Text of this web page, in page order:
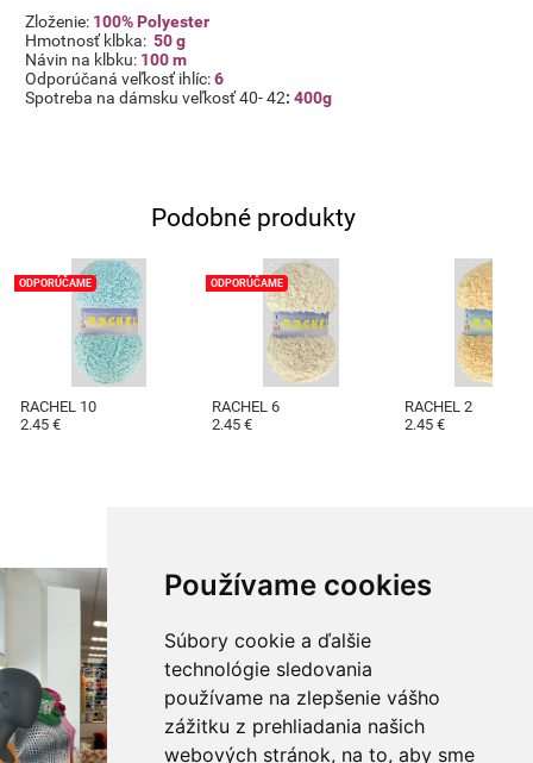
Používame cookies
Súbory cookie a ďalšie
technológie sledovania
používame na zlepšenie vášho
zážitku z prehliadania našich
webových stránok, na to, aby sme
Zloženie: 100% Polyester
Hmotnosť klbka: 50 g
Návin na klbku: 100 m
Odporúčaná veľkosť ihlíc:6
Spotreba na dámsku veľkosť40- 42:400g
Podobné produkty
RACHEL 10
ODPORÚČAME
2.45 €
RACHEL 6
ODPORÚČAME
2.45 €
RACHEL 2
2.45 €